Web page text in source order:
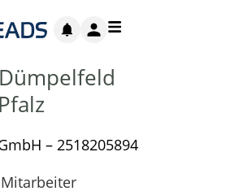
– 2518205894